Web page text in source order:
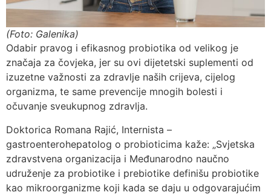
(Foto: Galenika)
Odabir pravog i efikasnog probiotika od velikog je
značaja za čovjeka, jer su ovi dijetetski suplementi od
izuzetne važnosti za zdravlje naših crijeva, cijelog
organizma, te same prevencije mnogih bolesti i
očuvanje sveukupnog zdravlja.
Doktorica Romana Rajić, Internista –
gastroenterohepatolog o probioticima kaže: „Svjetska
zdravstvena organizacija i Međunarodno naučno
udruženje za probiotike i prebiotike definišu probiotike
kao mikroorganizme koji kada se daju u odgovarajućim